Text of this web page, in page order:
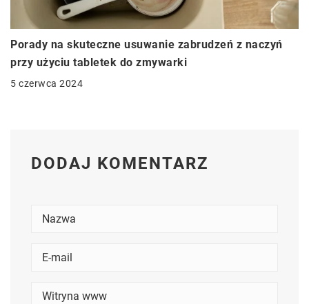
Porady na skuteczne usuwanie zabrudzeń z naczyń
przy użyciu tabletek do zmywarki
5 czerwca 2024
DODAJ KOMENTARZ